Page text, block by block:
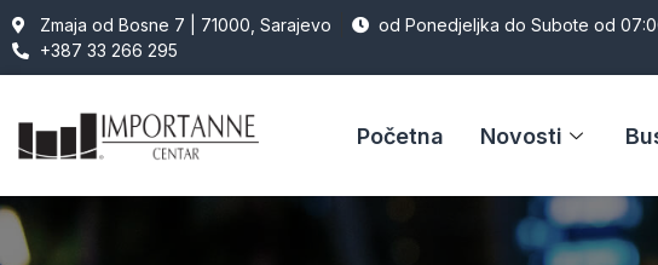
Zmaja od Bosne 7 | 71000, Sarajevo od Ponedjeljka do Subote od
+387 33 266 295
Početna Novosti